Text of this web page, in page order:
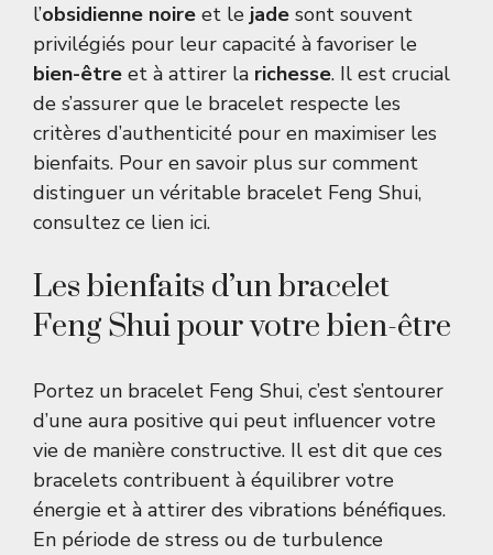
l’obsidienne noire et le jade sont souvent
privilégiés pour leur capacité à favoriser le
bien-être et à attirer la richesse. Il est crucial
de s’assurer que le bracelet respecte les
critères d’authenticité pour en maximiser les
bienfaits. Pour en savoir plus sur comment
distinguer un véritable bracelet Feng Shui,
consultez ce lien ici.
Les bienfaits d’un bracelet
Feng Shui pour votre bien-être
Portez un bracelet Feng Shui, c’est s’entourer
d’une aura positive qui peut influencer votre
vie de manière constructive. Il est dit que ces
bracelets contribuent à équilibrer votre
énergie et à attirer des vibrations bénéfiques.
En période de stress ou de turbulence